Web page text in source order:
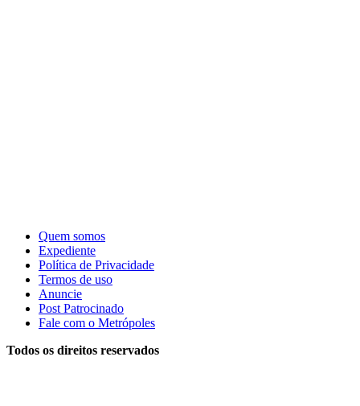
Quem somos
Expediente
Política de Privacidade
Termos de uso
Anuncie
Post Patrocinado
Fale com o Metrópoles
Todos os direitos reservados